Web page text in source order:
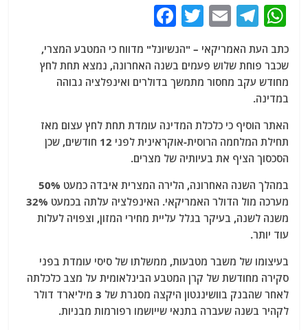
W
at
s
A
p
p
T
e
g
m
E
ai
l
T
itt
er
a
c
e
o
o
k
כתב העת האמריקאי – "הנשיונל" מדווח כי המטבע המצרי,
שכבר פוחת שלוש פעמים בשנה האחרונה, נמצא תחת לחץ
מחודש עקב מחסור מתמשך בדולרים ואינפלציה גבוהה
במדינה.
האתר הוסיף כי כלכלת המדינה עומדת תחת לחץ עצום מאז
תחילת המלחמה הרוסית-אוקראינית לפני 12 חודשים, שכן
הסכסוך הציף את בעיותיה של מצרים.
במהלך השנה האחרונה, הלירה המצרית איבדה כמעט 50%
מערכה מול הדולר האמריקאי. האינפלציה עלתה בכמעט 32%
משנה לשנה, בעיקר בגלל עליית מחירי המזון, וצפויה לעלות
עוד יותר.
בעיצומו של משבר מטבעות, ממשלתו של סיסי עומדת בפני
סקירה מחודשת של קרן המטבע הבינלאומית על מצב כלכלתה
לאחר שהבנק בוושינגטון היקצה מסגרת של 3 מיליארד דולר
לקהיר בשנה שעברה בתנאי שייושמו רפורמות מבניות.